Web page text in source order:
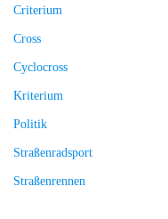
Criterium
Cross
Cyclocross
Kriterium
Politik
Straßenradsport
Straßenrennen